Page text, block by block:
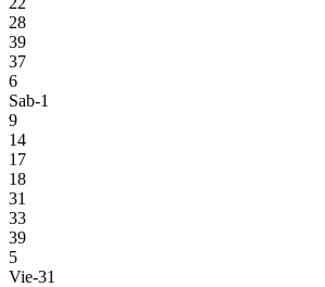
28
39
37
6
Sab-1
9
14
17
18
31
33
39
5
Vie-31